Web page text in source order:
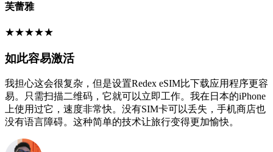
芙蕾雅
★★★★★
如此容易激活
我担心这会很复杂，但是设置Redex eSIM比下载应用程序更容
易。只需扫描二维码，它就可以立即工作。我在日本的iPhone
上使用过它，速度非常快。没有SIM卡可以丢失，手机商店也
没有语言障碍。这种简单的技术让旅行变得更加愉快。